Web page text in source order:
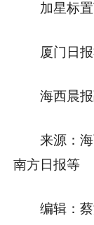
加星标
厦门日
海西晨
来源：
南方日报等
编辑：